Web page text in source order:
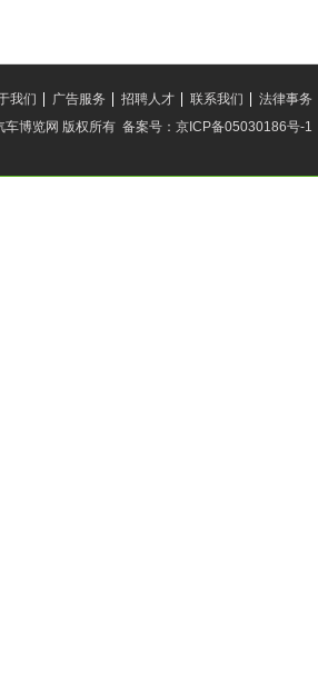
法律事务
联系我们
招聘人才
广告服务
我们
博览网 版权所有 备案号：京ICP备05030186号-1